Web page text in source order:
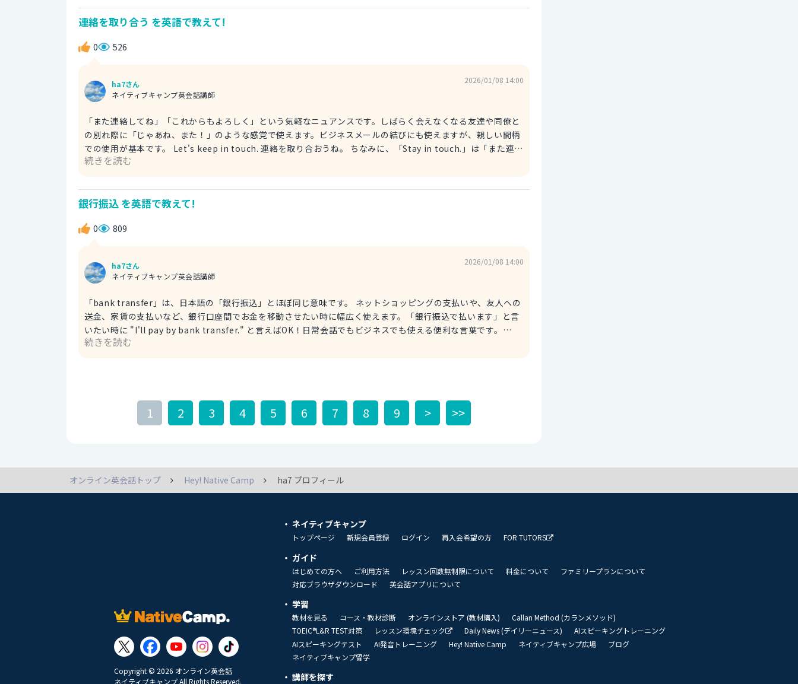
の話に心から感心したり、意外な事実を知って「目からウロコ！」と感じた時にぴったり。友達との会話で相づ
ちとして使うと、話がもっと盛り上がるはず！ Whoa, what is this? I had no idea! え、なにこれ？全然知らな
連絡を取り合う を英語で教えて!
0 526
ha7さん
ネイティブキャンプ英会話講師
2026/01/08 14:00
「また連絡してね」「これからもよろしく」という気軽なニュアンスです。しばらく会えなくなる友達や同僚と
の別れ際に「じゃあね、また！」のような感覚で使えます。ビジネスメールの結びにも使えますが、親しい間柄
での使用が基本です。 Let's keep in touch. 連絡を取り合おうね。 ちなみに、「Stay in touch.」は「また連絡
してね！」「これからもよろしくね」といったニュアンスで、別れ際に使う便利な言葉だよ。しばらく会えなく
軽に使えるよ！ It was great working with you. Let's stay in touch! 一緒に働けてよかったよ。これからも
連絡を取り合おうね！
続きを読む
銀行振込 を英語で教えて!
0 809
ha7さん
ネイティブキャンプ英会話講師
2026/01/08 14:00
「bank transfer」は、日本語の「銀行振込」とほぼ同じ意味です。 ネットショッピングの支払いや、友人への
送金、家賃の支払いなど、銀行口座間でお金を移動させたい時に幅広く使えます。「銀行振込で払います」と言
いたい時に "I'll pay by bank transfer." と言えばOK！日常会話でもビジネスでも使える便利な言葉です。
Please make the payment via bank transfer. お支払いは銀行振込でお願いします。 ちなみに、「Wire the
payment. お支払いを完了するには、当社の口座にお金を振り込んでください。
続きを読む
1 2 3 4 5 6 7 8 9 > >>
オンライン英会話トップ Hey! Native Camp ha7 プロフィール
Copyright © 2026 オンライン英会話
ネイティブキャンプ All Rights Reserved.
ネイティブキャンプ
トップページ 新規会員登録 ログイン 再入会希望の方 FOR TUTORS
ガイド
はじめての方へ ご利用方法 レッスン回数無制限について 料金について
ファミリープランについて
対応ブラウザダウンロード
英会話アプリについて
学習
教材を見る コース・教材診断 オンラインストア (教材購入)
Callan Method (カランメソッド)
TOEIC®L&R TEST対策
レッスン環境チェック Daily News (デイリーニュース)
AIスピーキングトレーニング
AIスピーキングテスト
AI発音トレーニング Hey! Native Camp ネイティブキャンプ広場
ブログ
ネイティブキャンプ留学
講師を探す